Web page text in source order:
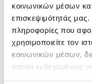
κοινωνικών μέσων
επισκεψιμότητάς
πληροφορίες που
χρησιμοποιείτε τον
κοινωνικών μέσων,
οποίοι ενδεχομένως
πληροφορίες που
Regenerative
LinkedIn:
Instagram:
Medical Directory